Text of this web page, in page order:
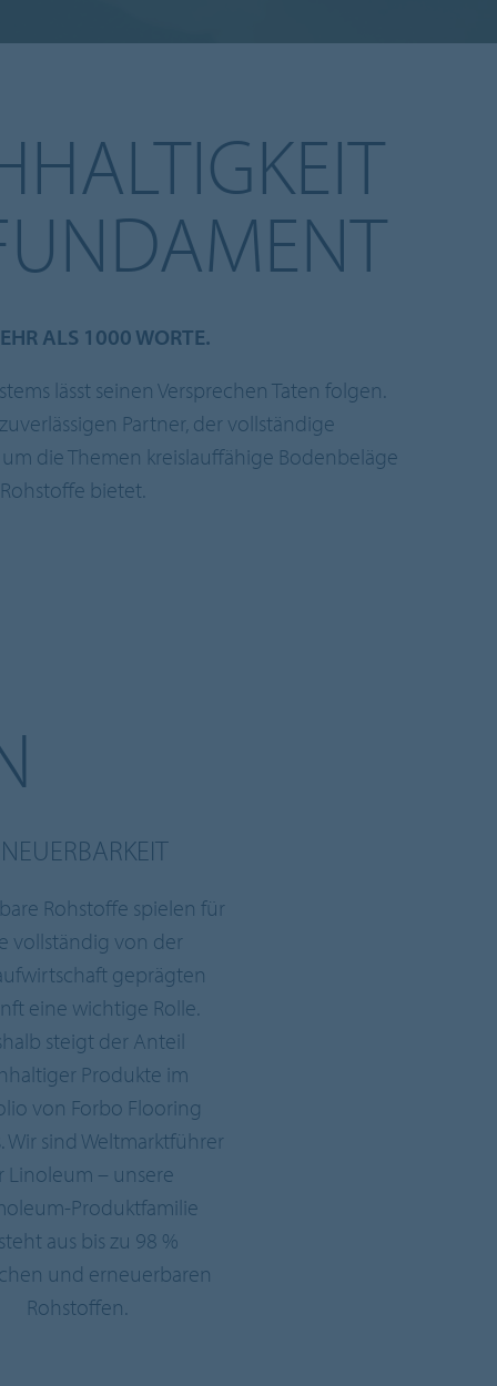
ALS 1000 WORTE.
lässt seinen Versprechen Taten folgen.
Partner, der vollständige
die Themen kreislauffähige Bodenbeläge
bietet.
Rohstoffe spielen für
vollständig von der
geprägten
eine wichtige Rolle.
steigt der Anteil
Produkte im
von Forbo Flooring
Wir sind Weltmarktführer
Linoleum – unsere
Produktfamilie
aus bis zu 98 %
und erneuerbaren
Rohstoffen.